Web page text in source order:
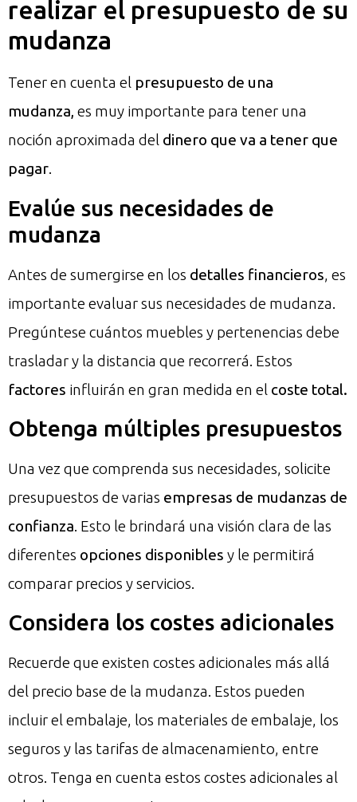
realizar el presupuesto de su
mudanza
Tener en cuenta el presupuesto de una
mudanza, es muy importante para tener una
noción aproximada del dinero que va a tener que
pagar.
Evalúe sus necesidades de
mudanza
Antes de sumergirse en los detalles financieros, es
importante evaluar sus necesidades de mudanza.
Pregúntese cuántos muebles y pertenencias debe
trasladar y la distancia que recorrerá. Estos
factores influirán en gran medida en el coste total.
Obtenga múltiples presupuestos
Una vez que comprenda sus necesidades, solicite
presupuestos de varias empresas de mudanzas de
confianza. Esto le brindará una visión clara de las
diferentes opciones disponibles y le permitirá
comparar precios y servicios.
Considera los costes adicionales
Recuerde que existen costes adicionales más allá
del precio base de la mudanza. Estos pueden
incluir el embalaje, los materiales de embalaje, los
seguros y las tarifas de almacenamiento, entre
otros. Tenga en cuenta estos costes adicionales al